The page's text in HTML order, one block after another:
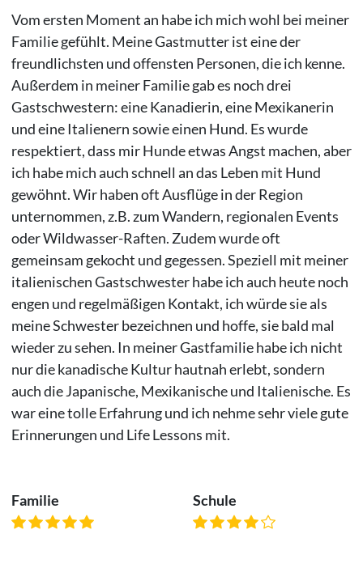
Vom ersten Moment an habe ich mich wohl bei meiner
Familie gefühlt. Meine Gastmutter ist eine der
freundlichsten und offensten Personen, die ich kenne.
Außerdem in meiner Familie gab es noch drei
Gastschwestern: eine Kanadierin, eine Mexikanerin
und eine Italienern sowie einen Hund. Es wurde
respektiert, dass mir Hunde etwas Angst machen, aber
ich habe mich auch schnell an das Leben mit Hund
gewöhnt. Wir haben oft Ausflüge in der Region
unternommen, z.B. zum Wandern, regionalen Events
oder Wildwasser-Raften. Zudem wurde oft
gemeinsam gekocht und gegessen. Speziell mit meiner
italienischen Gastschwester habe ich auch heute noch
engen und regelmäßigen Kontakt, ich würde sie als
meine Schwester bezeichnen und hoffe, sie bald mal
wieder zu sehen. In meiner Gastfamilie habe ich nicht
nur die kanadische Kultur hautnah erlebt, sondern
auch die Japanische, Mexikanische und Italienische. Es
war eine tolle Erfahrung und ich nehme sehr viele gute
Erinnerungen und Life Lessons mit.
Familie Schule